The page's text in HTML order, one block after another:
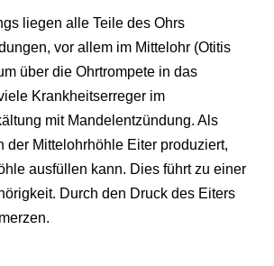
liegen alle Teile des Ohrs
vor allem im Mittelohr (Otitis
über die Ohrtrompete in das
Krankheitserreger im
mit Mandelentzündung. Als
Mittelohrhöhle Eiter produziert,
ausfüllen kann. Dies führt zu einer
Durch den Druck des Eiters